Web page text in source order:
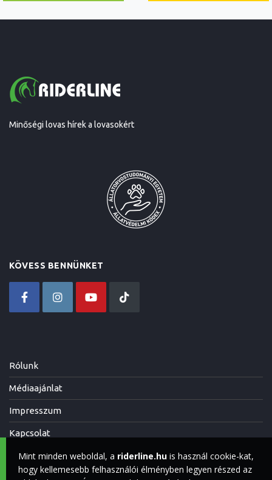
Minőségi lovas hírek a lovasokért
KÖVESS BENNÜNKET
Rólunk
Médiaajánlat
Impresszum
Kapcsolat
Mint minden weboldal, a riderline.hu is használ cookie-kat,
hogy kellemesebb felhasználói élményben legyen részed az